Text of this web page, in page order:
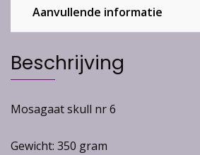
Aanvullende informatie
Beschrijving
Mosagaat skull nr 6
Gewicht: 350 gram